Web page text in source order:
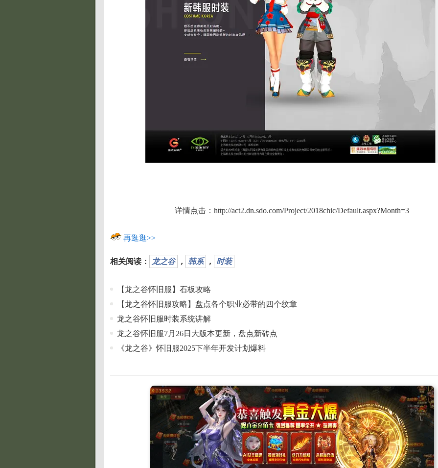
详情点击：http://act2.dn.sdo.com/Project/2018chic/Default.aspx?Month=3
再逛逛>>
相关阅读： 龙之谷 ， 韩系 ， 时装
【龙之谷怀旧服】石板攻略
【龙之谷怀旧服攻略】盘点各个职业必带的四个纹章
龙之谷怀旧服时装系统讲解
龙之谷怀旧服7月26日大版本更新，盘点新砖点
《龙之谷》怀旧服2025下半年开发计划爆料